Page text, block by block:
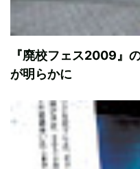
『廃校フェス2009』
が明らかに